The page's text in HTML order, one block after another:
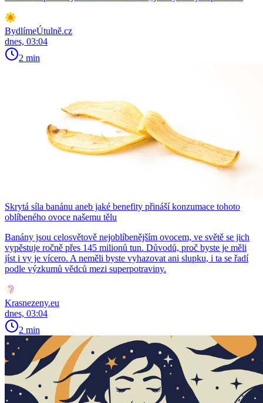
BydlímeÚtulně.cz
dnes, 03:04
2 min
Skrytá síla banánu aneb jaké benefity přináší konzumace tohoto
oblíbeného ovoce našemu tělu
Banány jsou celosvětově nejoblíbenějším ovocem, ve světě se jich
vypěstuje ročně přes 145 milionů tun. Důvodů, proč byste je měli
jíst i vy je vícero. A neměli byste vyhazovat ani slupku, i ta se řadí
podle výzkumů vědců mezi superpotraviny.
Krasnezeny.eu
dnes, 03:04
2 min